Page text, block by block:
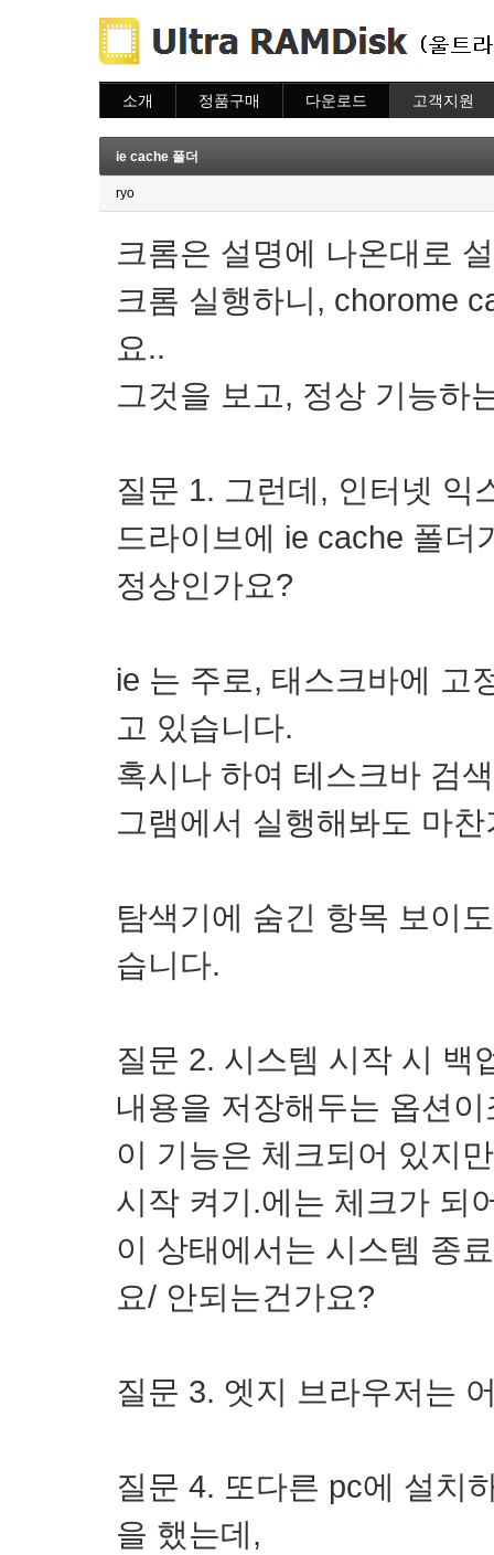
소개 정품구매
이용안내
다운로드 고객지원
질문하기
ie cache 폴더
ryo
크롬은 설명에 나온대로
크롬 실행하니, chorome
요..
그것을 보고, 정상 기능하
질문 1. 그런데, 인터넷 익
드라이브에 ie cache 폴더
정상인가요?
ie 는 주로, 태스크바에 고
고 있습니다.
혹시나 하여 테스크바 검
그램에서 실행해봐도 마
탐색기에 숨긴 항목 보이
습니다.
질문 2. 시스템 시작 시 백
내용을 저장해두는 옵션이
이 기능은 체크되어 있지
시작 켜기.에는 체크가 되
이 상태에서는 시스템 종
요/ 안되는건가요?
질문 3. 엣지 브라우저는
질문 4. 또다른 pc에 설치
을 했는데,